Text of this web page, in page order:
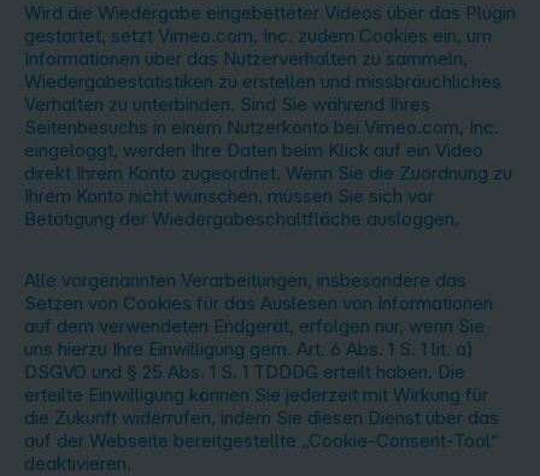
Wird die Wiedergabe eingebetteter Videos über das Plugin
gestartet, setzt Vimeo.com, Inc. zudem Cookies ein, um
Informationen über das Nutzerverhalten zu sammeln,
Wiedergabestatistiken zu erstellen und missbräuchliches
Verhalten zu unterbinden. Sind Sie während Ihres
Seitenbesuchs in einem Nutzerkonto bei Vimeo.com, Inc.
eingeloggt, werden Ihre Daten beim Klick auf ein Video
direkt Ihrem Konto zugeordnet. Wenn Sie die Zuordnung zu
Ihrem Konto nicht wünschen, müssen Sie sich vor
Betätigung der Wiedergabeschaltfläche ausloggen.
Alle vorgenannten Verarbeitungen, insbesondere das
Setzen von Cookies für das Auslesen von Informationen
auf dem verwendeten Endgerät, erfolgen nur, wenn Sie
uns hierzu Ihre Einwilligung gem. Art. 6 Abs. 1 S. 1 lit. a)
DSGVO und § 25 Abs. 1 S. 1 TDDDG erteilt haben. Die
erteilte Einwilligung können Sie jederzeit mit Wirkung für
die Zukunft widerrufen, indem Sie diesen Dienst über das
auf der Webseite bereitgestellte „Cookie-Consent-Tool“
deaktivieren.